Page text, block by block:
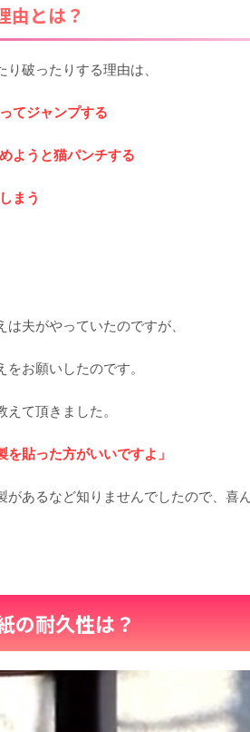
由とは？
破ったりする理由は、
てジャンプする
ようと猫パンチする
まう
夫がやっていたのですが、
お願いしたのです。
て頂きました。
を貼った方がいいですよ」
あるなど知りませんでしたので、喜
の耐久性は？